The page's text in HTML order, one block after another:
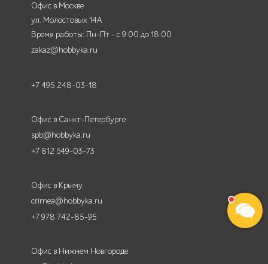
Офис в Москве
ул. Молостовых 14А
Время работы: Пн-Пт - с 9:00 до 18:00
zakaz@hobbyka.ru
+7 495 248-03-18
Офис в Санкт-Петербурге
spb@hobbyka.ru
+7 812 649-03-73
Офис в Крыму
crimea@hobbyka.ru
+7 978 742-85-95
Офис в Нижнем Новгороде